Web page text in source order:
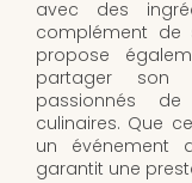
avec des
complément de
propose
partager son
passionnés de
culinaires. Que
un événement
garantit une